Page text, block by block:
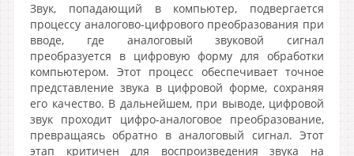
Звук, попадающий в компьютер, подвергается
процессу аналогово-цифрового преобразования при
вводе, где аналоговый звуковой сигнал
преобразуется в цифровую форму для обработки
компьютером. Этот процесс обеспечивает точное
представление звука в цифровой форме, сохраняя
его качество. В дальнейшем, при выводе, цифровой
звук проходит цифро-аналоговое преобразование,
превращаясь обратно в аналоговый сигнал. Этот
этап критичен для воспроизведения звука на